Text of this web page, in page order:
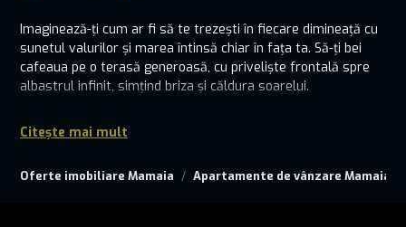
Oferte imobiliare Mamaia Apartamente de vânzare Mamaia
Imaginează-ți cum ar fi să te trezești în fiecare dimineață cu
sunetul valurilor și marea întinsă chiar în fața ta. Să-ți bei
cafeaua pe o terasă generoasă, cu priveliște frontală spre
albastrul infinit, simțind briza și căldura soarelui.
dintre cele mai râvnite locații de pe litoral – Stațiunea
capului, ci un stil de viață vibrant, elegant și conectat la tot
Citește mai mult